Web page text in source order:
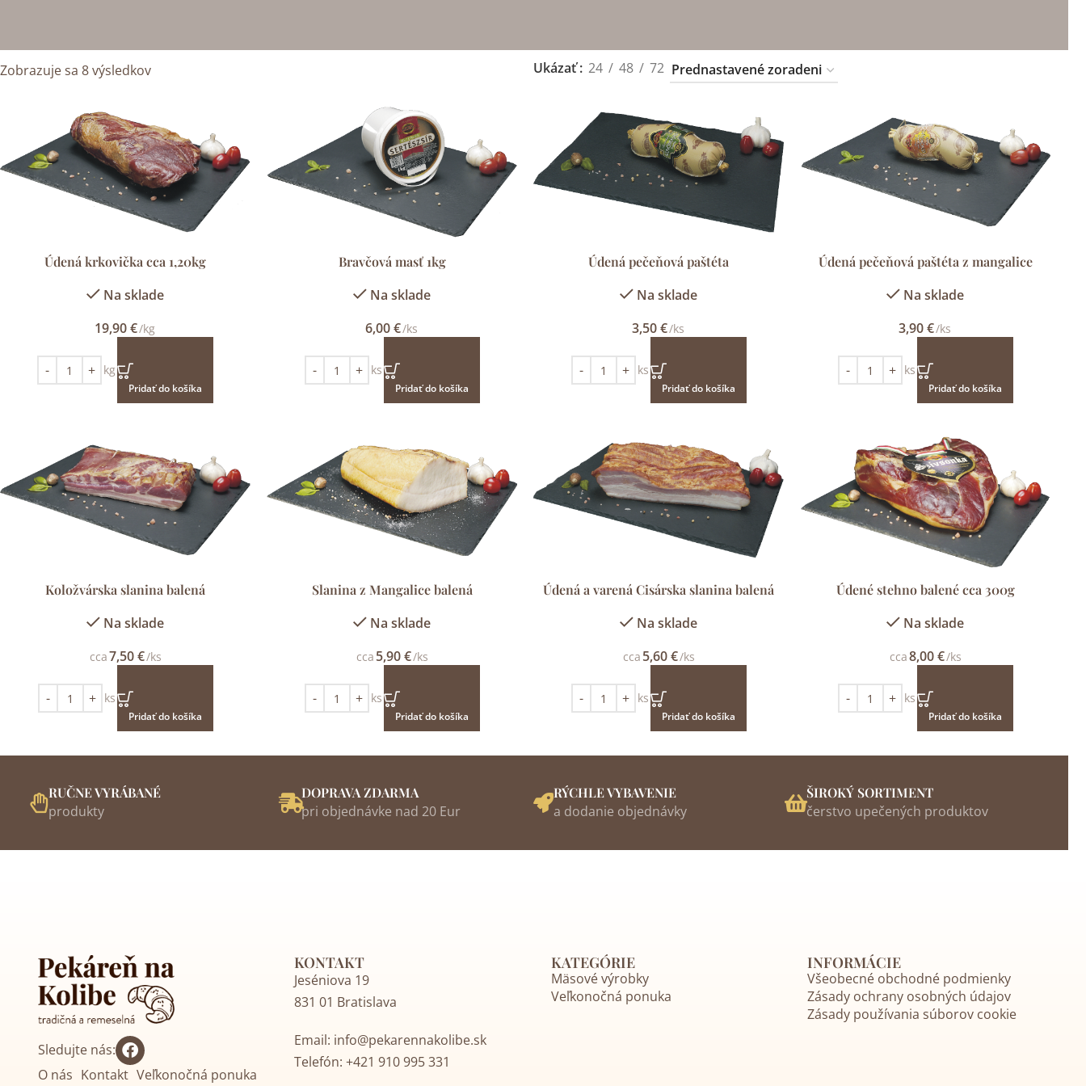
Zobrazuje sa 8 výsledkov Ukázať 24 48 72
Údená krkovička cca 1,20kg
Na sklade
19,90€/kg
kg
Pridať do košíka
Bravčová masť 1kg
Na sklade
6,00€/ks
ks
Pridať do košíka
Údená pečeňová paštéta
Na sklade
3,50€/ks
ks
Pridať do košíka
Údená pečeňová paštéta z mangalice
Na sklade
3,90€/ks
ks
Pridať do košíka
Koložvárska slanina balená
Na sklade
cca7,50€/ks
ks
Pridať do košíka
Slanina z Mangalice balená
Na sklade
cca 5,90€/ks
ks
Pridať do košíka
Údená a varená Cisárska slanina balená
Na sklade
cca 5,60€/ks
ks
Pridať do košíka
Údené stehno balené cca 300g
Na sklade
cca8,00€/ks
ks
Pridať do košíka
RUČNE VYRÁBANÉ
produkty
DOPRAVA ZDARMA
pri objednávke nad 20 Eur
RÝCHLE VYBAVENIE
a dodanie objednávky
ŠIROKÝ SORTIMENT
čerstvo upečených produktov
Sledujte nás:
O nás Kontakt Veľkonočná ponuka
KONTAKT
Jeséniova 19
831 01 Bratislava
Email: info@pekarennakolibe.sk
Telefón:+421 910 995 331
KATEGÓRIE
Mäsové výrobky
Veľkonočná ponuka
INFORMÁCIE
Všeobecné obchodné podmienky
Zásady ochrany osobných údajov
Zásady používania súborov cookie